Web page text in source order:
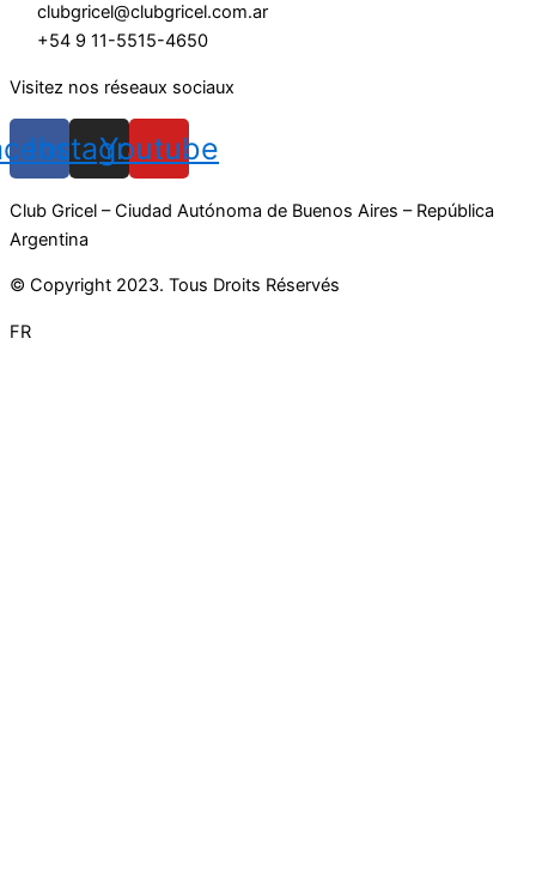
clubgricel@clubgricel.com.ar
+54 9 11-5515-4650
Visitez nos réseaux sociaux
Instagram
Youtube
Club Gricel – Ciudad Autónoma de Buenos Aires – República
Argentina
© Copyright 2023. Tous Droits Réservés
FR